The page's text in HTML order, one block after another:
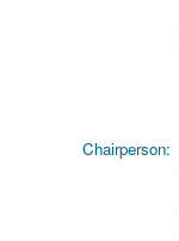
Chairperson: